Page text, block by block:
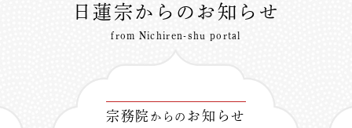
日蓮宗からのお知らせ
from Nichiren-shu portal
宗務院 からの お知らせ